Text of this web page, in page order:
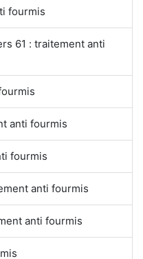
fourmis
61 : traitement anti
anti fourmis
fourmis
anti fourmis
anti fourmis